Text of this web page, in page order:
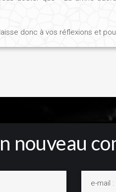
donc à vos réflexions et
nouveau